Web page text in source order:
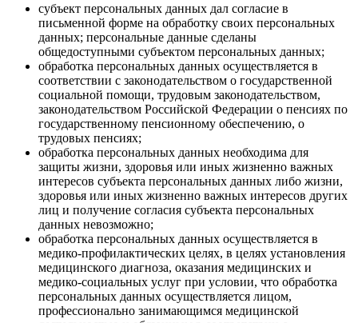
субъект персональных данных дал согласие в
письменной форме на обработку своих персональных
данных; персональные данные сделаны
общедоступными субъектом персональных данных;
обработка персональных данных осуществляется в
соответствии с законодательством о государственной
социальной помощи, трудовым законодательством,
законодательством Российской Федерации о пенсиях по
государственному пенсионному обеспечению, о
трудовых пенсиях;
обработка персональных данных необходима для
защиты жизни, здоровья или иных жизненно важных
интересов субъекта персональных данных либо жизни,
здоровья или иных жизненно важных интересов других
лиц и получение согласия субъекта персональных
данных невозможно;
обработка персональных данных осуществляется в
медико-профилактических целях, в целях установления
медицинского диагноза, оказания медицинских и
медико-социальных услуг при условии, что обработка
персональных данных осуществляется лицом,
профессионально занимающимся медицинской